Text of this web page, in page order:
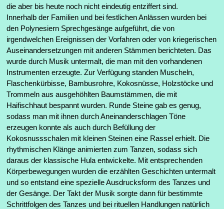
die aber bis heute noch nicht eindeutig entziffert sind.
Innerhalb der Familien und bei festlichen Anlässen wurden bei
den Polynesiern Sprechgesänge aufgeführt, die von
irgendwelchen Ereignissen der Vorfahren oder von kriegerischen
Auseinandersetzungen mit anderen Stämmen berichteten. Das
wurde durch Musik untermalt, die man mit den vorhandenen
Instrumenten erzeugte. Zur Verfügung standen Muscheln,
Flaschenkürbisse, Bambusrohre, Kokosnüsse, Holzstöcke und
Trommeln aus ausgehöhlten Baumstämmen, die mit
Haifischhaut bespannt wurden. Runde Steine gab es genug,
sodass man mit ihnen durch Aneinanderschlagen Töne
erzeugen konnte als auch durch Befüllung der
Kokosnussschalen mit kleinen Steinen eine Rassel erhielt. Die
rhythmischen Klänge animierten zum Tanzen, sodass sich
daraus der klassische Hula entwickelte. Mit entsprechenden
Körperbewegungen wurden die erzählten Geschichten untermalt
und so entstand eine spezielle Ausdrucksform des Tanzes und
der Gesänge. Der Takt der Musik sorgte dann für bestimmte
Schrittfolgen des Tanzes und bei rituellen Handlungen natürlich